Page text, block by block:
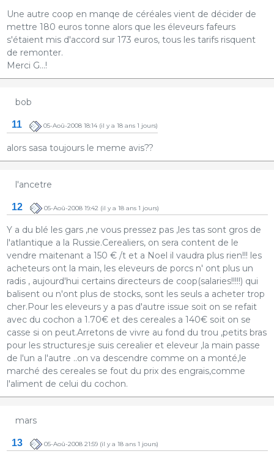
Une autre coop en manqe de céréales vient de décider de
mettre 180 euros tonne alors que les éleveurs fafeurs
s'étaient mis d'accord sur 173 euros, tous les tarifs risquent
de remonter.
Merci G...!
bob
11 05-Aoû-2008 18:14(il y a 18 ans 1 jours)
alors sasa toujours le meme avis??
l'ancetre
12 05-Aoû-2008 19:42 (il y a 18 ans 1 jours)
Y a du blé les gars ,ne vous pressez pas ,les tas sont gros de
l'atlantique a la Russie.Cerealiers, on sera content de le
vendre maitenant a 150 € /t et a Noel il vaudra plus rien!!! les
acheteurs ont la main, les eleveurs de porcs n' ont plus un
radis , aujourd'hui certains directeurs de coop(salaries!!!!!) qui
balisent ou n'ont plus de stocks, sont les seuls a acheter trop
cher.Pour les eleveurs y a pas d'autre issue soit on se refait
avec du cochon a 1.70€ et des cereales a 140€ soit on se
casse si on peut.Arretons de vivre au fond du trou ,petits bras
pour les structures.je suis cerealier et eleveur ,la main passe
de l'un a l'autre ..on va descendre comme on a monté,le
marché des cereales se fout du prix des engrais,comme
l'aliment de celui du cochon.
mars
13 05-Aoû-2008 21:59(il y a 18 ans 1 jours)